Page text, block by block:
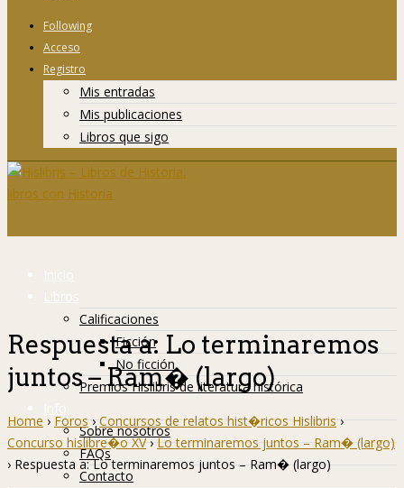
Following
Acceso
Registro
Mis entradas
Mis publicaciones
Libros que sigo
Inicio
Libros
Calificaciones
Ficción
No ficción
Premios Hislibris de literatura histórica
Info
Sobre nosotros
FAQs
Contacto
Respuesta a: Lo terminaremos
juntos – Ram� (largo)
Home › Foros › Concursos de relatos hist�ricos Hislibris ›
Concurso hislibre�o XV › Lo terminaremos juntos – Ram� (largo)
› Respuesta a: Lo terminaremos juntos – Ram� (largo)